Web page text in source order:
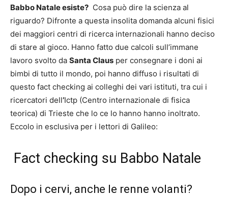
Babbo Natale esiste? Cosa può dire la scienza al
riguardo? Difronte a questa insolita domanda alcuni fisici
dei maggiori centri di ricerca internazionali hanno deciso
di stare al gioco. Hanno fatto due calcoli sull’immane
lavoro svolto da Santa Claus per consegnare i doni ai
bimbi di tutto il mondo, poi hanno diffuso i risultati di
questo fact checking ai colleghi dei vari istituti, tra cui i
ricercatori dell’Ictp (Centro internazionale di fisica
teorica) di Trieste che lo ce lo hanno hanno inoltrato.
Eccolo in esclusiva per i lettori di Galileo:
Fact checking su Babbo Natale
Dopo i cervi, anche le renne volanti?